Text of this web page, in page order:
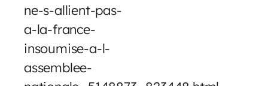
ne-s-allient-pas-
a-la-france-
insoumise-a-l-
assemblee-